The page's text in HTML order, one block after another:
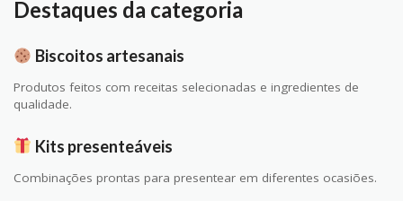
Destaques da categoria
Biscoitos artesanais
Produtos feitos com receitas selecionadas e ingredientes de
qualidade.
Kits presenteáveis
Combinações prontas para presentear em diferentes ocasiões.